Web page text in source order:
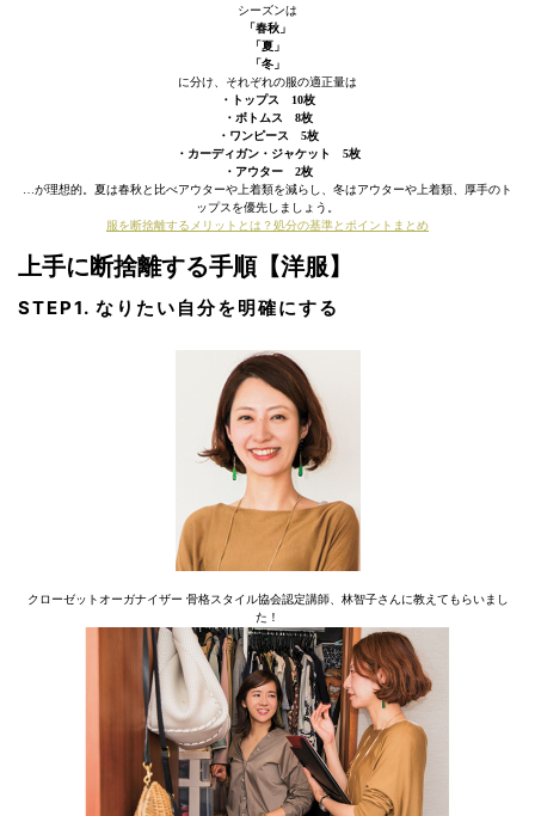
シーズンは
「春秋」
「夏」
「冬」
に分け、それぞれの服の適正量は
・トップス 10枚
・ボトムス 8枚
・ワンピース 5枚
・カーディガン・ジャケット 5枚
・アウター 2枚
…が理想的。夏は春秋と比べアウターや上着類を減らし、冬はアウターや上着類、厚手のト
ップスを優先しましょう。
服を断捨離するメリットとは？処分の基準とポイントまとめ
上手に断捨離する手順【洋服】
STEP1. なりたい自分を明確にする
クローゼットオーガナイザー 骨格スタイル協会認定講師、林智子さんに教えてもらいまし
た！